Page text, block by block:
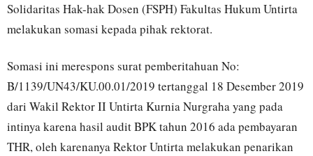
Solidaritas Hak-hak Dosen (FSPH) Fakultas Hukum Untirta
melakukan somasi kepada pihak rektorat.
Somasi ini merespons surat pemberitahuan No:
B/1139/UN43/KU.00.01/2019 tertanggal 18 Desember 2019
dari Wakil Rektor II Untirta Kurnia Nurgraha yang pada
intinya karena hasil audit BPK tahun 2016 ada pembayaran
THR, oleh karenanya Rektor Untirta melakukan penarikan